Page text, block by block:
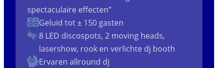
spectaculaire effecten”
Geluid tot ± 150 gasten
8 LED discospots, 2 moving heads,
lasershow, rook en verlichte dj booth
Ervaren allround dj